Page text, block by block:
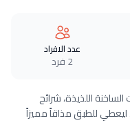
عدد الافراد
2 فرد
اللذيذة، شرائح
ليعطي للطبق مذاقاً مميزاً